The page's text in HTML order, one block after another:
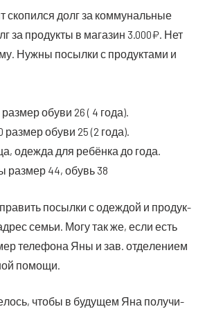
долг за ком­му­наль­ные
за про­дук­ты в мага­зин 3.000₽. Нет
Нуж­ны посыл­ки с про­дук­та­ми и
раз­мер обу­ви 26 ( 4 года).
раз­мер обу­ви 25 (2 года).
одеж­да для ребён­ка до года.
44, обувь 38
посыл­ки с одеж­дой и про­дук­
семьи. Могу так же, если есть
теле­фо­на Яны и зав. отде­ле­ни­ем
помощи.
что­бы в буду­щем Яна полу­чи­